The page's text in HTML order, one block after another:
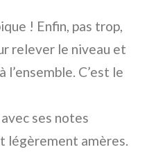
! Enfin, pas trop,
relever le niveau et
C’est le
ses notes
légèrement amères.